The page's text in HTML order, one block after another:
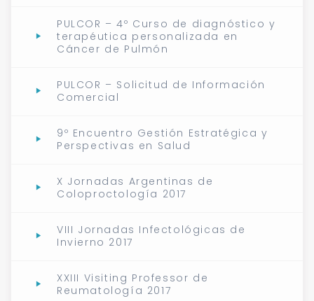
PULCOR – 4º Curso de diagnóstico y
terapéutica personalizada en
Cáncer de Pulmón
PULCOR – Solicitud de Información
Comercial
9º Encuentro Gestión Estratégica y
Perspectivas en Salud
X Jornadas Argentinas de
Coloproctología 2017
VIII Jornadas Infectológicas de
Invierno 2017
XXIII Visiting Professor de
Reumatología 2017